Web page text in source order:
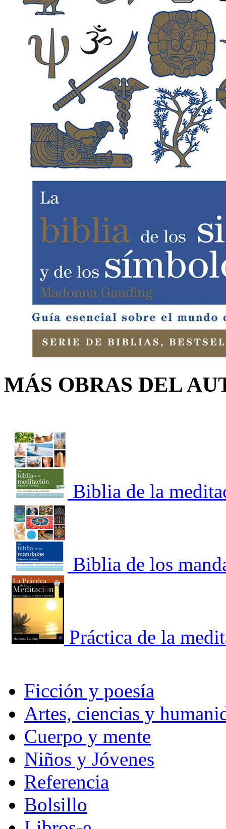
MÁS OBRAS DEL
Biblia de la
Biblia de los
Práctica de la
Ficción y poesía
Artes, ciencias y
Cuerpo y mente
Niños y Jóvenes
Referencia
Bolsillo